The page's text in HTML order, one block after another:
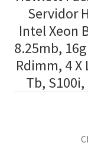
Servidor
Intel Xeon
8.25mb,
Rdimm, 4 X
Tb,